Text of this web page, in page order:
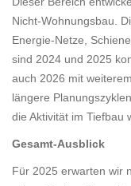
Nicht‑Wohnungsbau.
Energie‑Netze,
sind 2024 und 2025
auch 2026 mit
längere
die Aktivität im Tiefbau
Gesamt‑Ausblick
Für 2025 erwarten wir